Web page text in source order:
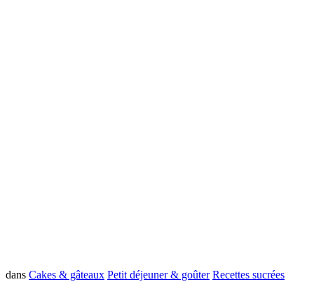
dans Cakes & gâteaux Petit déjeuner & goûter Recettes sucrées